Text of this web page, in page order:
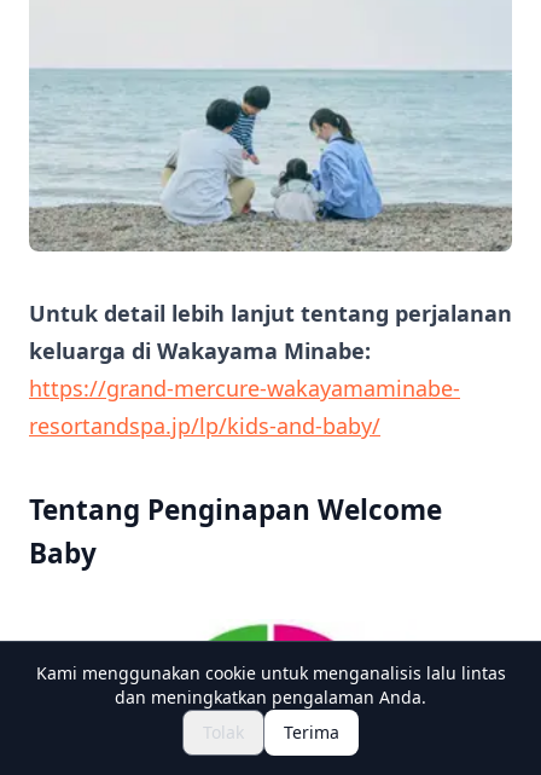
Untuk detail lebih lanjut tentang perjalanan
keluarga di Wakayama Minabe:
https://grand-mercure-wakayamaminabe-
resortandspa.jp/lp/kids-and-baby/
Jelajahi Festival & Acara
Dapatkan Tiket Matsuri Jepang
Kami menggunakan cookie untuk menganalisis lalu lintas
dan meningkatkan pengalaman Anda.
Tolak
Terima